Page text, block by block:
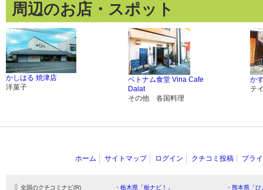
周辺のお店・スポット
かしはる 焼津店
洋菓子
ベトナム食堂 Vina Cafe
Dalat
その他 各国料理
か
テ
ホーム サイトマップ ログイン クチコミ投稿 プラ
全国のクチコミナビ(R) ・栃木県「栃ナビ！」 ・熊本県「